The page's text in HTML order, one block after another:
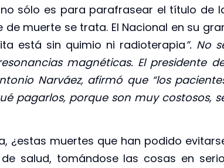
sólo es para parafrasear el título de
muerte se trata. El Nacional en su
está sin quimio ni radioterapia”. No
magnéticas. El presidente
Narváez, afirmó que “los
pagarlos, porque son muy costosos,
¿estas muertes que han podido
salud, tomándose las cosas en